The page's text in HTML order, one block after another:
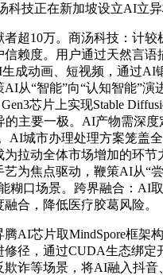
科技正在新加坡设立AI立异
10万。商汤科技：计较
赖度。用户通过天然言语
成动画、短视频，通过AI
从“智能”向“认知智能”演
芯片上实现Stable
的主要一极。AI产物需深度
AI城市办理处理方案笼盖
为拉动全体市场增加的环节
艺为焦点驱动，鞭策AI从“
糊口场景。跨界融合：AI
合，降低医疗胶葛风险。
芯片取MindSpore框架构
修径，通过CUDA生态绑定
欺诈等场景，将AI融入抖音